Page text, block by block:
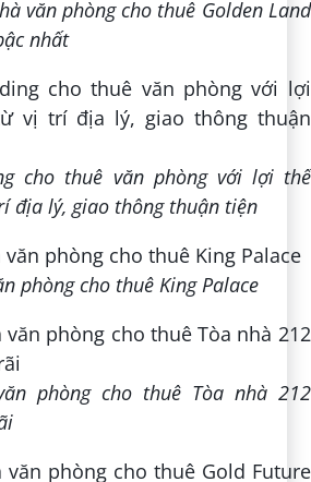
văn phòng cho thuê Golden Land
nhất
cho thuê văn phòng với lợi thế
địa lý, giao thông thuận tiện
phòng cho thuê King Palace
phòng cho thuê Tòa nhà 212